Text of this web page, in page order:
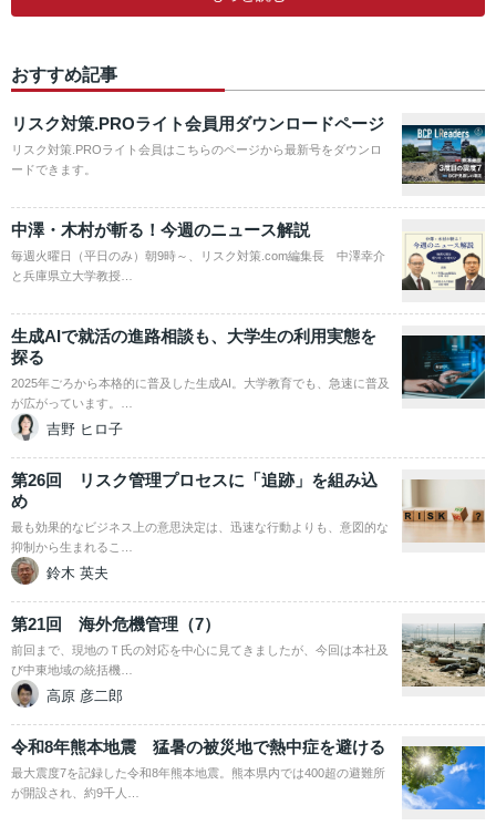
おすすめ記事
リスク対策.PROライト会員用ダウンロードページ
リスク対策.PROライト会員はこちらのページから最新号をダウンロ
ードできます。
中澤・木村が斬る！今週のニュース解説
毎週火曜日（平日のみ）朝9時～、リスク対策.com編集長 中澤幸介
と兵庫県立大学教授…
生成AIで就活の進路相談も、大学生の利用実態を
探る
2025年ごろから本格的に普及した生成AI。大学教育でも、急速に普及
が広がっています。…
吉野 ヒロ子
第26回 リスク管理プロセスに「追跡」を組み込
め
最も効果的なビジネス上の意思決定は、迅速な行動よりも、意図的な
抑制から生まれるこ…
鈴木 英夫
第21回 海外危機管理（7）
前回まで、現地のＴ氏の対応を中心に見てきましたが、今回は本社及
び中東地域の統括機…
高原 彦二郎
令和8年熊本地震 猛暑の被災地で熱中症を避ける
最大震度7を記録した令和8年熊本地震。熊本県内では400超の避難所
が開設され、約9千人…